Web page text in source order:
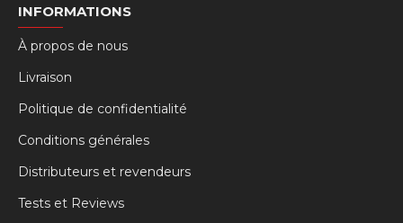
INFORMATIONS
À propos de nous
Livraison
Politique de confidentialité
Conditions générales
Distributeurs et revendeurs
Tests et Reviews